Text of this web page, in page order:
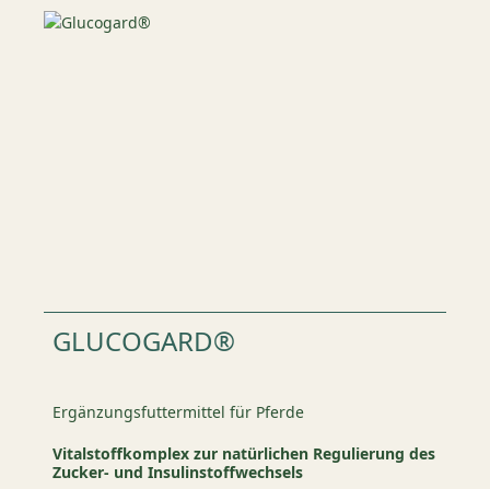
GLUCOGARD®
Ergänzungsfuttermittel für Pferde
Vitalstoffkomplex zur natürlichen Regulierung des
Zucker- und Insulinstoffwechsels